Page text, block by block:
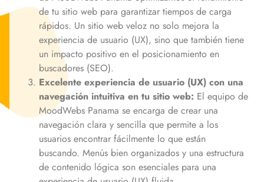
de tu sitio web para garantizar tiempos de carga
rápidos. Un sitio web veloz no solo mejora la
experiencia de usuario (UX), sino que también tiene
un impacto positivo en el posicionamiento en
buscadores (SEO).
Excelente experiencia de usuario (UX) con una
navegación intuitiva en tu sitio web: El equipo de
MoodWebs Panama se encarga de crear una
navegación clara y sencilla que permite a los
usuarios encontrar fácilmente lo que están
buscando. Menús bien organizados y una estructura
de contenido lógica son esenciales para una